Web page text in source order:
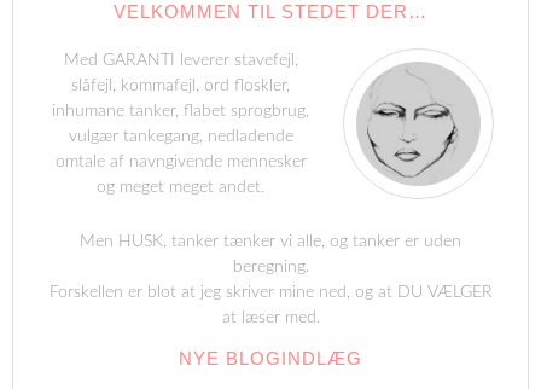
VELKOMMEN TIL STEDET DER…
Med GARANTI leverer stavefejl,
slåfejl, kommafejl, ord floskler,
inhumane tanker, flabet sprogbrug,
vulgær tankegang, nedladende
omtale af navngivende mennesker
og meget meget andet.
Men HUSK, tanker tænker vi alle, og tanker er uden
beregning.
Forskellen er blot at jeg skriver mine ned, og at DU VÆLGER
at læser med.
NYE BLOGINDLÆG